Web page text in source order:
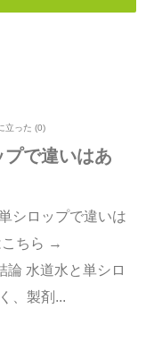
立った (0)
で違いはあ
シロップで違いは
こちら →
論 水道水と単シロ
、製剤...